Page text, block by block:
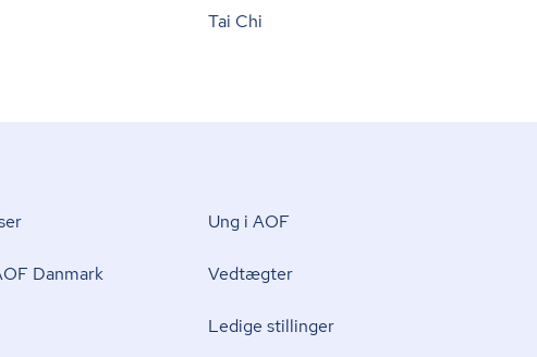
Tai Chi
Danmark
Ung i AOF
Vedtægter
Ledige stillinger